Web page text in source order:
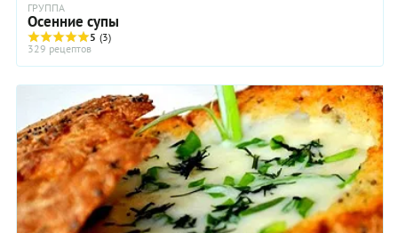
ГРУППА
Осенние супы
5 (3)
329 рецептов